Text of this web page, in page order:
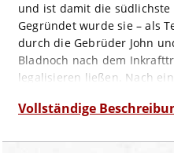
und ist damit die südlichste
Gegründet wurde sie – als
durch die Gebrüder John
Bladnoch nach dem
legalisieren ließen. Nach
Destillerie seit 2014 dem
Brennerei nach
Vollständige